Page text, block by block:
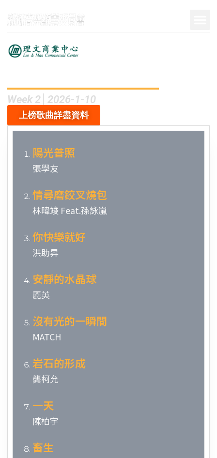
Week 2│2026-1-10
上榜歌曲詳盡資料
陽光普照
張學友
情尋磨鉸叉燒包
林暐竣 Feat.孫詠嵐
你快樂就好
洪助昇
安靜的水晶球
麗英
沒有光的一瞬間
MATCH
岩石的形成
龔柯允
一天
陳柏宇
畜生